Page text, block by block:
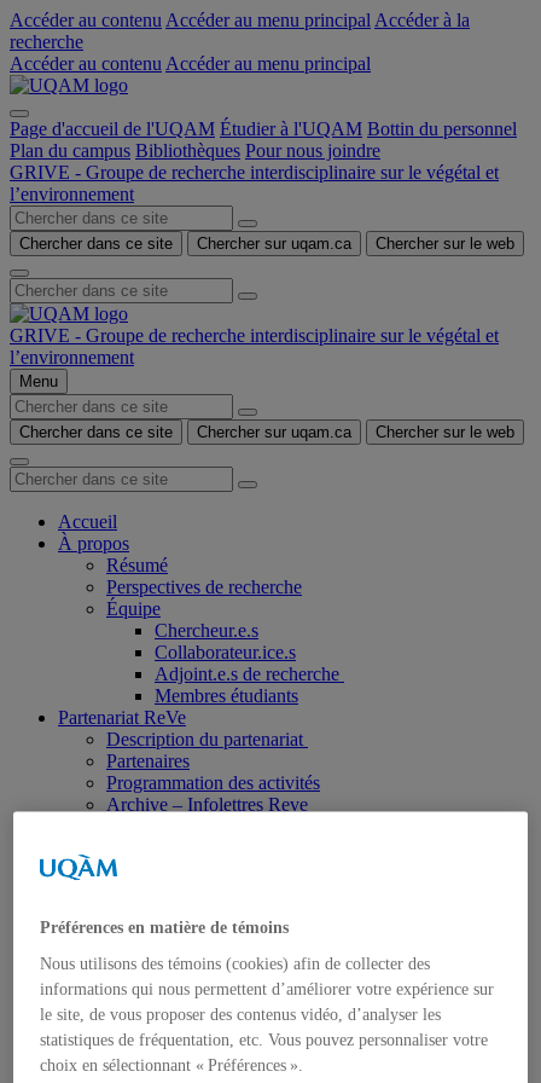
Accéder au contenu Accéder au menu principal Accéder à la
recherche
Accéder au contenu Accéder au menu principal
Page d'accueil de l'UQAM Étudier à l'UQAM Bottin du personnel
Plan du campus Bibliothèques Pour nous joindre
GRIVE - Groupe de recherche interdisciplinaire sur le végétal et
l’environnement
Chercher dans ce site Chercher sur uqam.ca Chercher sur le web
GRIVE - Groupe de recherche interdisciplinaire sur le végétal et
l’environnement
Menu
Chercher dans ce site Chercher sur uqam.ca Chercher sur le web
Accueil
À propos
Résumé
Perspectives de recherche
Équipe
Chercheur.e.s
Collaborateur.ice.s
Adjoint.e.s de recherche
Membres étudiants
Partenariat ReVe
Description du partenariat
Partenaires
Programmation des activités
Archive – Infolettres Reve
Matériau végétal
Appels / Concours
Publications
Bibliographies
Publications académiques
Essais, récits, poèmes
Ressources
Vidéos
Préférences en matière de témoins
Nous utilisons des témoins (cookies) afin de collecter des
informations qui nous permettent d’améliorer votre expérience sur
le site, de vous proposer des contenus vidéo, d’analyser les
statistiques de fréquentation, etc. Vous pouvez personnaliser votre
choix en sélectionnant « Préférences ».